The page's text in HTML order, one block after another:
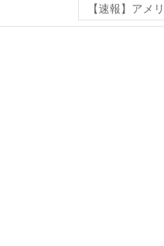
【速報】アメ